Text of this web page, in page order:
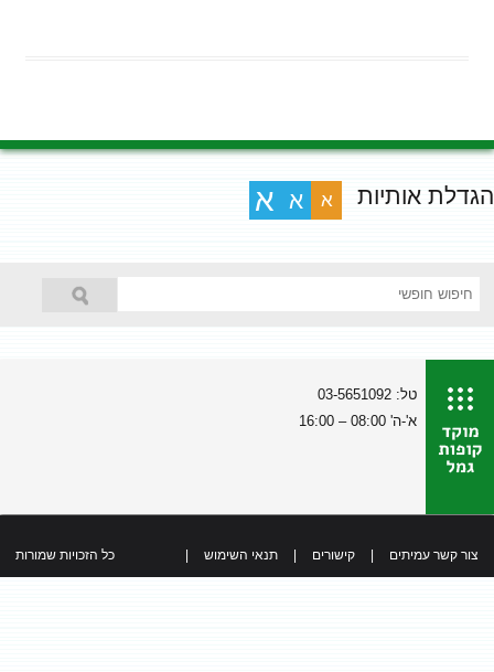
הגדלת אותיות א א א
טל: 03-5651092
א'-ה' 08:00 – 16:00
צור קשר עמיתים קישורים תנאי השימוש כל הזכויות שמורות